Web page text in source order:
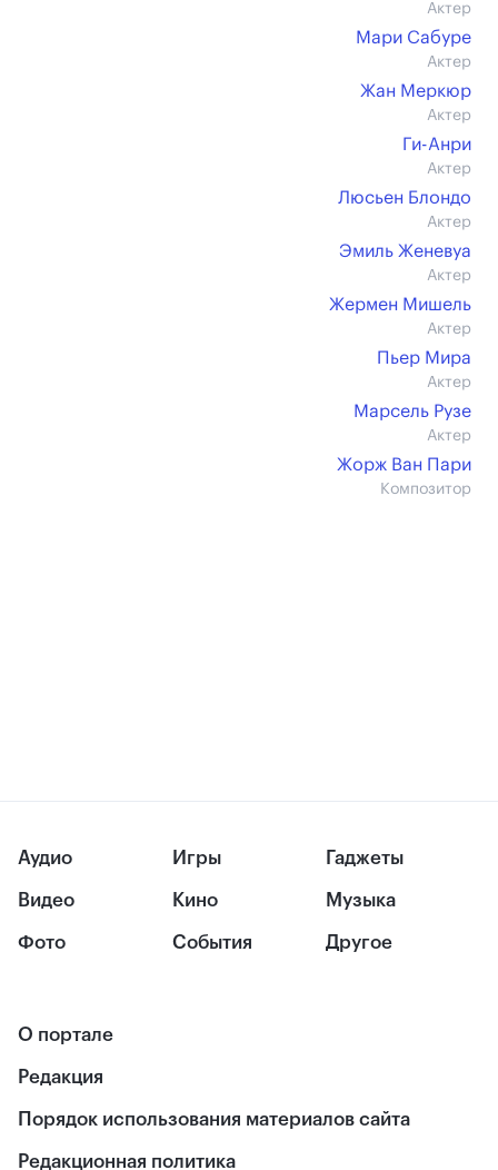
Актер
Мари Сабуре
Актер
Жан Меркюр
Актер
Ги-Анри
Актер
Люсьен Блондо
Актер
Эмиль Женевуа
Актер
Жермен Мишель
Актер
Пьер Мира
Актер
Марсель Рузе
Актер
Жорж Ван Пари
Композитор
Аудио
Видео
Фото
Игры
Кино
События
Гаджеты
Музыка
Другое
О портале
Редакция
Порядок использования материалов сайта
Редакционная политика